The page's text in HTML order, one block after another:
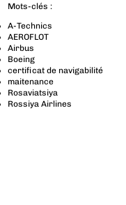
Mots-clés :
A-Technics
AEROFLOT
Airbus
Boeing
certificat de navigabilité
maitenance
Rosaviatsiya
Rossiya Airlines